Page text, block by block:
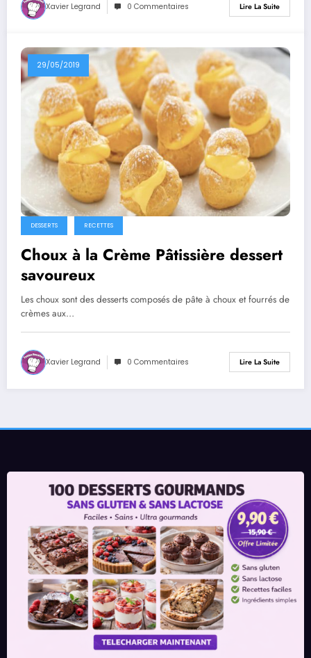
Xavier Legrand 0 Commentaires Lire La Suite
29/05/2019
DESSERTS RECETTES
Choux à la Crème Pâtissière dessert
savoureux
Les choux sont des desserts composés de pâte à choux et fourrés de
crèmes aux…
Xavier Legrand 0 Commentaires Lire La Suite